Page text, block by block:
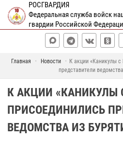
РОСГВАРДИЯ
Федеральная служба войск
гвардии Российской
Главная Новости
К акции «Каникулы с
представители
К АКЦИИ «КАНИКУЛЫ
ПРИСОЕДИНИЛИСЬ
ВЕДОМСТВА ИЗ